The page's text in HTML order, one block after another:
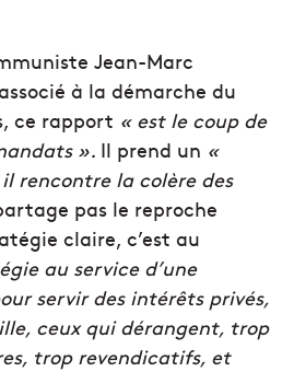
Jean-Marc
à la démarche du
ce rapport « est le coup de
». Il prend un «
rencontre la colère des
pas le reproche
claire, c’est au
au service d’une
servir des intérêts privés,
ceux qui dérangent, trop
trop revendicatifs, et